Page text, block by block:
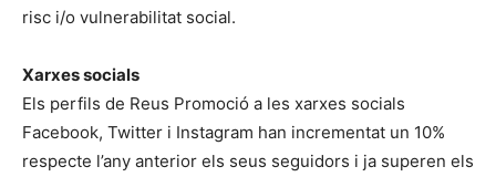
risc i/o vulnerabilitat social.
Xarxes socials
Els perfils de Reus Promoció a les xarxes socials
Facebook, Twitter i Instagram han incrementat un 10%
respecte l’any anterior els seus seguidors i ja superen els